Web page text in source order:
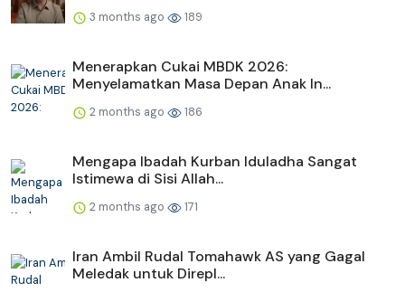
3 months ago 189
Menerapkan Cukai MBDK 2026:
Menyelamatkan Masa Depan Anak In...
2 months ago 186
Mengapa Ibadah Kurban Iduladha Sangat
Istimewa di Sisi Allah...
2 months ago 171
Iran Ambil Rudal Tomahawk AS yang Gagal
Meledak untuk Direpl...